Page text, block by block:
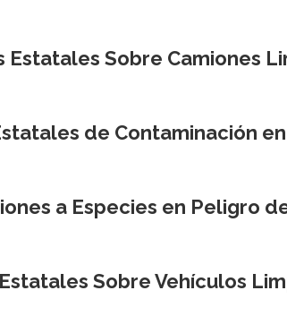
Estatales Sobre Camiones
de Contaminación
a Especies en Peligro
Sobre Vehículos